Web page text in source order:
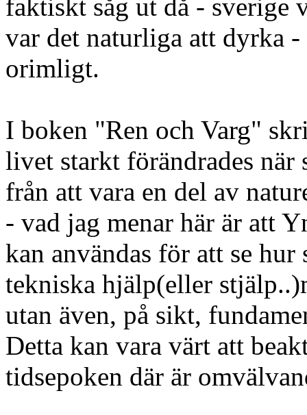
faktiskt såg ut då - sverige
var det naturliga att dyrka
orimligt.
I boken "Ren och Varg"
livet starkt förändrades
från att vara en del av
- vad jag menar här är att
kan användas för att se
tekniska hjälp(eller
utan även, på sikt,
Detta kan vara värt att
tidsepoken där är